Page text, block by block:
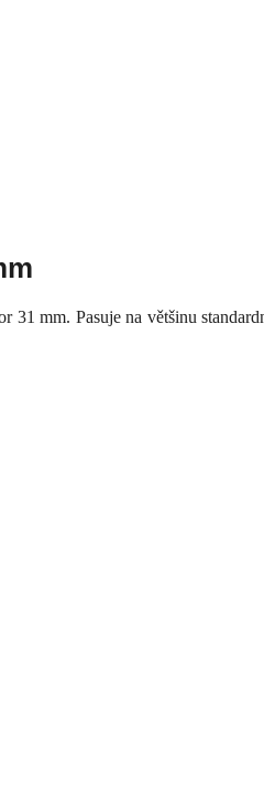
31 mm. Pasuje na většinu